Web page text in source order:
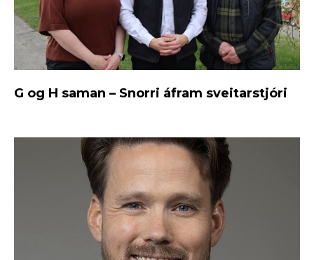
G og H saman – Snorri áfram sveitarstjóri